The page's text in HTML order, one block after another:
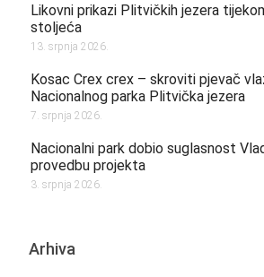
Likovni prikazi Plitvičkih jezera
stoljeća
13. srpnja 2026.
Kosac Crex crex – skroviti pjevač
Nacionalnog parka Plitvička jezera
7. srpnja 2026.
Nacionalni park dobio suglasnost
provedbu projekta
3. srpnja 2026.
Arhiva